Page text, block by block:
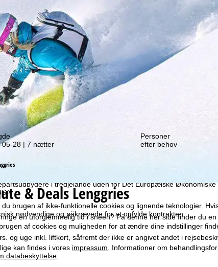
til at indsamle brugsinformationer, som vi, TravelTrex
baseret på dine aktiviteter vha. informationer om
individuelle produktanbefalinger, individualiseret reklame
i tredjelande uden for Det Europæiske
brugen af ikke-funktionelle cookies og lignende teknologier.
nødvendige og påkrævede for at opfylde kontrakten.
af cookies og muligheden for at ændre dine indstillinger
kan findes i vores impressum . Informationer om
databeskyttelse
igen!
05-28 | 7 nætter
Personer
efter behov
& Deals Lenggries
en uforglemmelig tid i sneen? På denne her side finder du
og uge inkl. liftkort, såfremt der ikke er angivet andet i